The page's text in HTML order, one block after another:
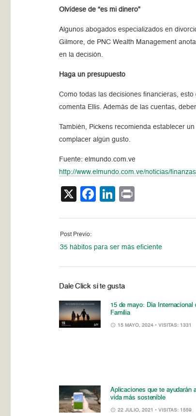
Olvídese de “es mi dinero”
Algunos abogados especializados en
Gilmore, de PNC Wealth Management
en la decisión.
Haga un presupuesto
Como todas las decisiones financieras,
comenta Ellis. Además de las cuentas,
También, Pickens recomienda establecer
complacer algún gusto.
Fuente: elmundo.com.ve
http://www.elmundo.com.ve/noticias/
X Facebook
LinkedIn
Post Previo:
35 hábitos para ser más eficiente
Dale Click si te gusta
15 de mayo: Día Internacional
Familia
15 MAYO, 2024 • VISITAS: 1331
Aplicaciones que te ayudarán
vida más sostenible
22 JULIO, 2021 • VISITAS: 1559